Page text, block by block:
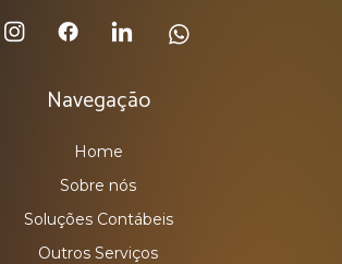
Navegação
Home
Sobre nós
Soluções Contábeis
Outros Serviços